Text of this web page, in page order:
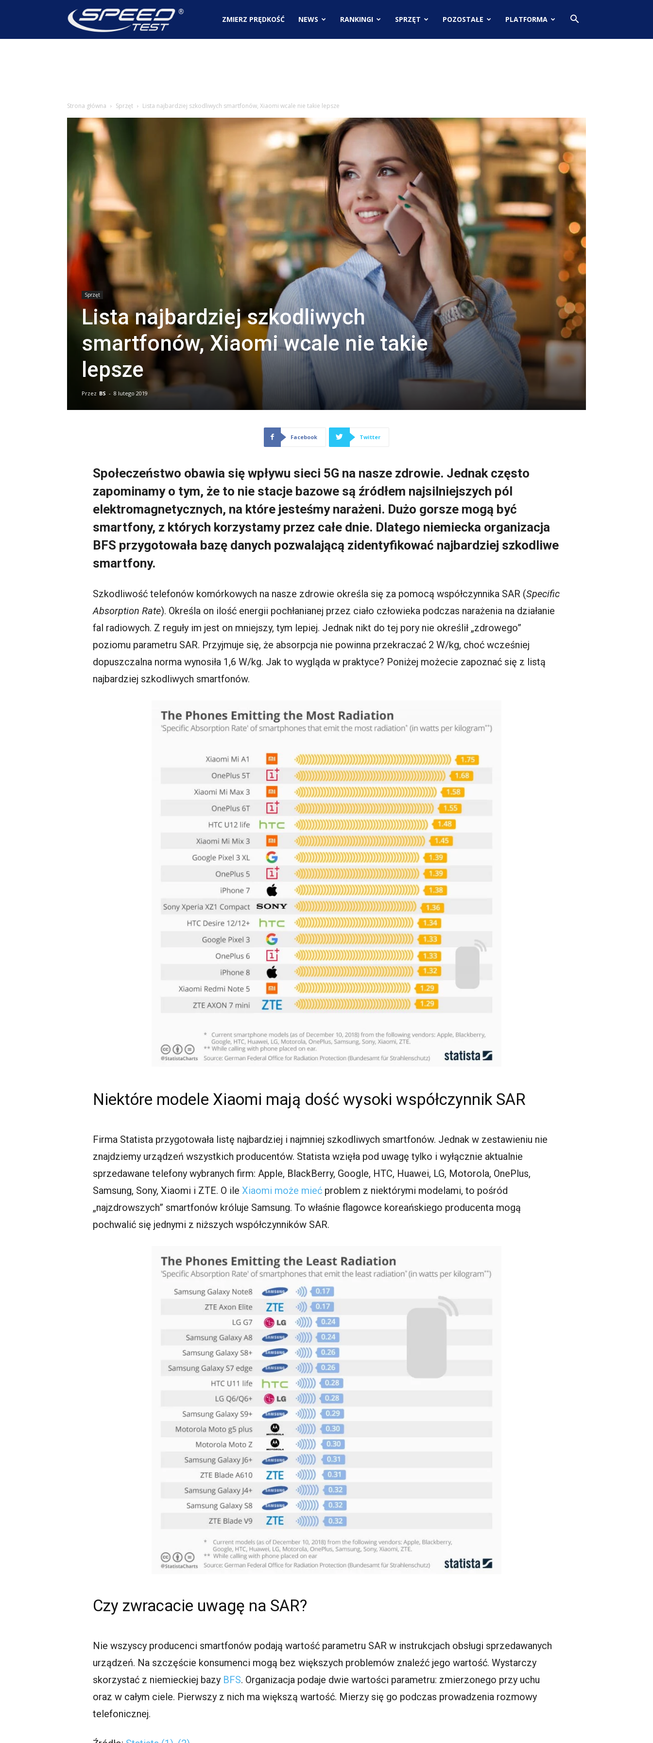
SpeedTest.plZMIERZ PRĘDKOŚĆ NEWS RANKINGI SPRZĘT POZOSTAŁE PLATFORMA
Strona główna Sprzęt Lista najbardziej szkodliwych smartfonów, Xiaomi wcale nie takie lepsze
Sprzęt
Lista najbardziej szkodliwych
smartfonów, Xiaomi wcale nie takie
lepsze
Przez BS - 8 lutego 2019
Facebook Twitter
Społeczeństwo obawia się wpływu sieci 5G na nasze zdrowie. Jednak często
zapominamy o tym, że to nie stacje bazowe są źródłem najsilniejszych pól
elektromagnetycznych, na które jesteśmy narażeni. Dużo gorsze mogą być
smartfony, z których korzystamy przez całe dnie. Dlatego niemiecka organizacja
BFS przygotowała bazę danych pozwalającą zidentyfikować najbardziej szkodliwe
smartfony.
Szkodliwość telefonów komórkowych na nasze zdrowie określa się za pomocą współczynnika SAR (Specific
Absorption Rate). Określa on ilość energii pochłanianej przez ciało człowieka podczas narażenia na działanie
fal radiowych. Z reguły im jest on mniejszy, tym lepiej. Jednak nikt do tej pory nie określił „zdrowego”
poziomu parametru SAR. Przyjmuje się, że absorpcja nie powinna przekraczać 2 W/kg, choć wcześniej
dopuszczalna norma wynosiła 1,6 W/kg. Jak to wygląda w praktyce? Poniżej możecie zapoznać się z listą
najbardziej szkodliwych smartfonów.
Niektóre modele Xiaomi mają dość wysoki współczynnik SAR
Firma Statista przygotowała listę najbardziej i najmniej szkodliwych smartfonów. Jednak w zestawieniu nie
znajdziemy urządzeń wszystkich producentów. Statista wzięła pod uwagę tylko i wyłącznie aktualnie
sprzedawane telefony wybranych firm: Apple, BlackBerry, Google, HTC, Huawei, LG, Motorola, OnePlus,
Samsung, Sony, Xiaomi i ZTE. O ile Xiaomi może mieć problem z niektórymi modelami, to pośród
„najzdrowszych” smartfonów króluje Samsung. To właśnie flagowce koreańskiego producenta mogą
pochwalić się jednymi z niższych współczynników SAR.
Czy zwracacie uwagę na SAR?
Nie wszyscy producenci smartfonów podają wartość parametru SAR w instrukcjach obsługi sprzedawanych
urządzeń. Na szczęście konsumenci mogą bez większych problemów znaleźć jego wartość. Wystarczy
skorzystać z niemieckiej bazy BFS. Organizacja podaje dwie wartości parametru: zmierzonego przy uchu
oraz w całym ciele. Pierwszy z nich ma większą wartość. Mierzy się go podczas prowadzenia rozmowy
telefonicznej.